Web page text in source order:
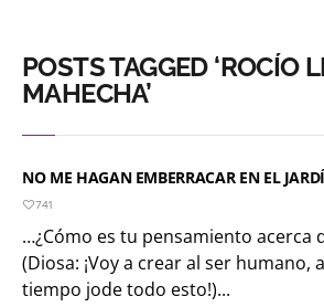
POSTS TAGGED ‘ROCÍO
MAHECHA’
NO ME HAGAN EMBERRACAR EN EL
741
…¿Cómo es tu pensamiento acerca
(Diosa: ¡Voy a crear al ser humano,
tiempo jode todo esto!)...